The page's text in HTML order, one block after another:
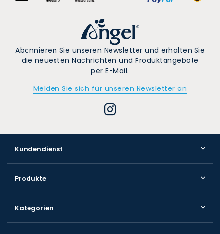
Abonnieren Sie unseren Newsletter und erhalten Sie
die neuesten Nachrichten und Produktangebote
per E-Mail.
Melden Sie sich für unseren Newsletter an
Kundendienst
Produkte
Kategorien